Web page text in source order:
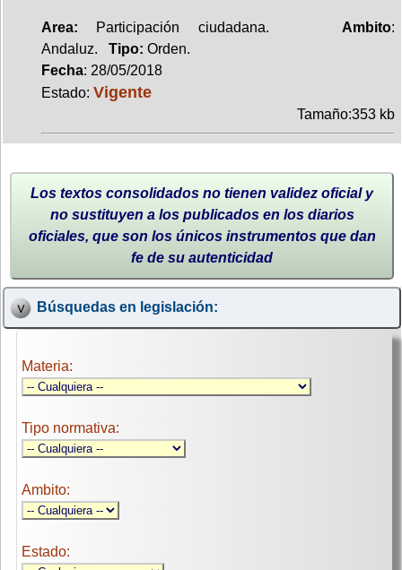
Area: Participación ciudadana. Ambito:
Andaluz. Tipo: Orden.
Fecha: 28/05/2018
Estado: Vigente
Tamaño:353 kb
Los textos consolidados no tienen validez oficial y
no sustituyen a los publicados en los diarios
oficiales, que son los únicos instrumentos que dan
fe de su autenticidad
Búsquedas en legislación:
Materia:
Tipo normativa:
Ambito:
Estado: